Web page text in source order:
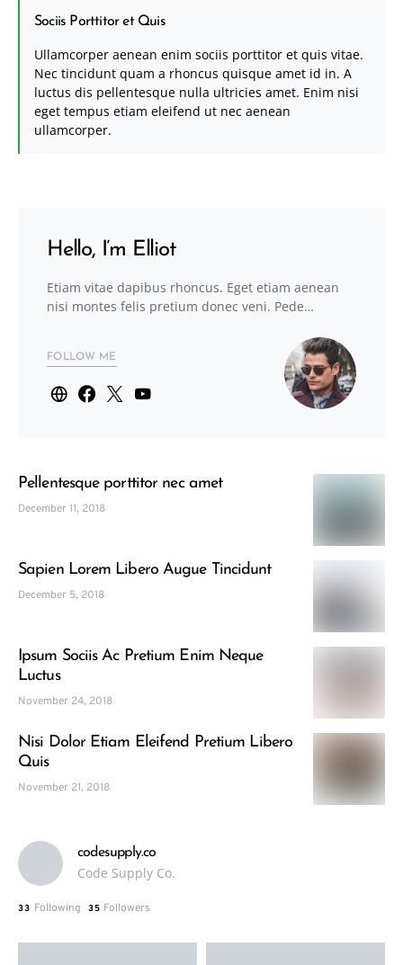
Sociis Porttitor et Quis
Ullamcorper aenean enim sociis porttitor et quis vitae.
Nec tincidunt quam a rhoncus quisque amet id in. A
luctus dis pellentesque nulla ultricies amet. Enim nisi
eget tempus etiam eleifend ut nec aenean
ullamcorper.
Hello, I’m Elliot
Etiam vitae dapibus rhoncus. Eget etiam aenean
nisi montes felis pretium donec veni. Pede…
FOLLOW ME
Pellentesque porttitor nec amet
December 11, 2018
Sapien Lorem Libero Augue Tincidunt
December 5, 2018
Ipsum Sociis Ac Pretium Enim Neque
Luctus
November 24, 2018
Nisi Dolor Etiam Eleifend Pretium Libero
Quis
November 21, 2018
codesupply.co
Code Supply Co.
33 Following 35 Followers